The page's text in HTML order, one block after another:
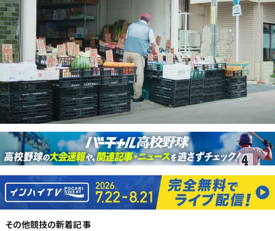
その他競技の新着記事